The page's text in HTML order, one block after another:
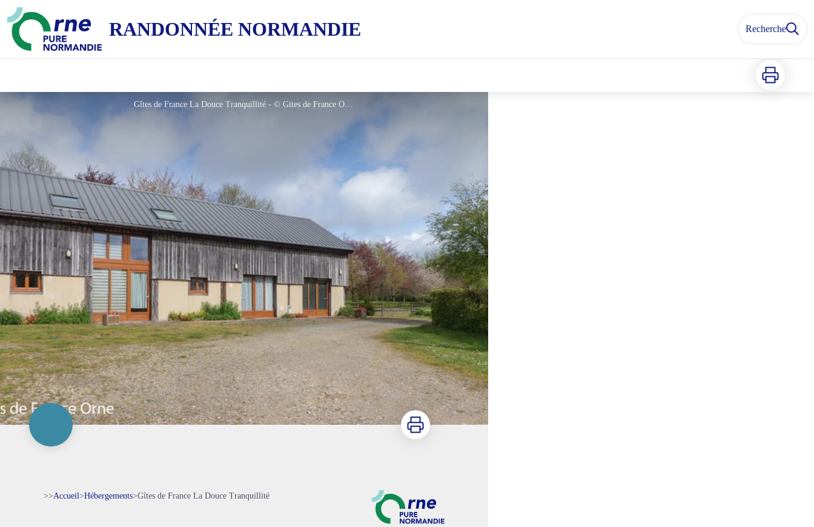
RANDONNÉE NORMANDIE Recherche
Imprimer
Gîtes de France La Douce Tranquillité - © Gites de France Orne
Imprimer
>>Accueil>Hébergements>Gîtes de France La Douce Tranquillité